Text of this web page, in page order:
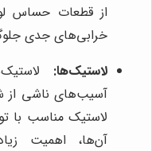
از قطعات حساس
خرابی‌های جدی
لاستیک‌ها:
آسیب‌های ناشی از
لاستیک مناسب با
آن‌ها، اهمیت